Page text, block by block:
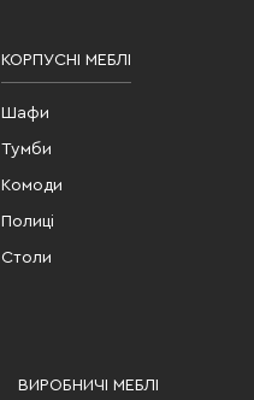
КОРПУСНІ МЕБЛІ
Шафи
Тумби
Комоди
Полиці
Столи
ВИРОБНИЧІ МЕБЛІ